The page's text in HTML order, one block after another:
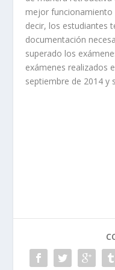
mejor funcionamiento
decir, los estudiantes
documentación
superado los
exámenes realizados
septiembre de 2014 y